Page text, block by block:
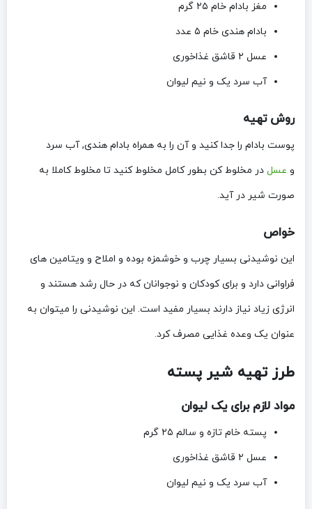
مغز بادام خام ۲۵ گرم
بادام هندی خام ۵ عدد
عسل ۲ قاشق غذاخوری
آب سرد یک و نیم لیوان
روش تهیه
پوست بادام را جدا کنید و آن را به همراه بادام هندی, آب سرد
و عسل در مخلوط کن بطور کامل مخلوط کنید تا مخلوط کاملا به
صورت شیر در آید.
خواص
این نوشیدنی بسیار چرب و خوشمزه بوده و املاح و ویتامین های
فراوانی دارد و برای کودکان و نوجوانان که در حال رشد هستند و
انرژی زیاد نیاز دارند بسیار مفید است. این نوشیدنی را میتوان به
عنوان یک وعده غذایی مصرف کرد.
طرز تهیه شیر پسته
مواد لازم برای یک لیوان
پسته خام تازه و سالم ۲۵ گرم
عسل ۲ قاشق غذاخوری
آب سرد یک و نیم لیوان